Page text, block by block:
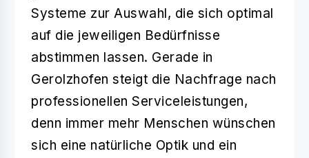
Systeme zur Auswahl, die sich optimal
auf die jeweiligen Bedürfnisse
abstimmen lassen. Gerade in
Gerolzhofen steigt die Nachfrage nach
professionellen Serviceleistungen,
denn immer mehr Menschen wünschen
sich eine natürliche Optik und ein